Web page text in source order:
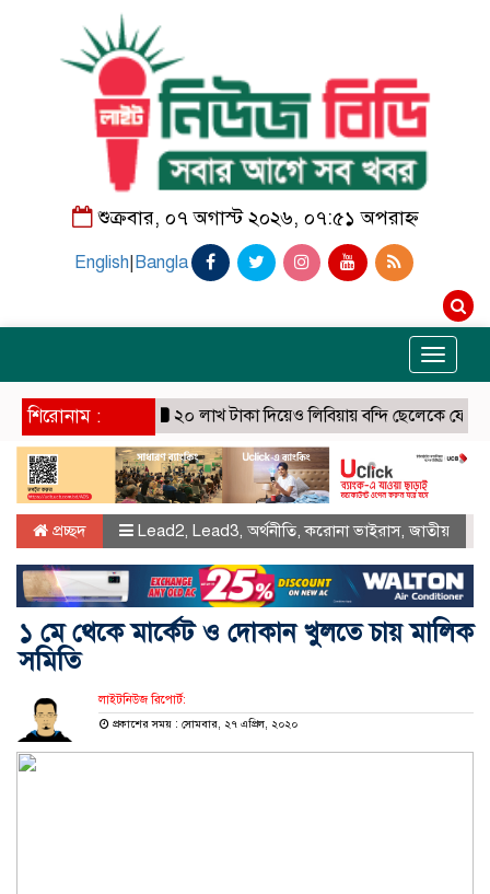
শুক্রবার, ০৭ অগাস্ট ২০২৬, ০৭:৫১ অপরাহ্ন
English Bangla
Toggle
শিরোনাম : ২০ লাখ টাকা দিয়েও লিবিয়ায় বন্দি ছেলেকে ফেরাতে
প্রচ্ছদ Lead2, Lead3, অর্থনীতি,করোনা ভাইরাস,জাতীয়
১ মে থেকে মার্কেট ও দোকান খুলতে চায় মালিক
সমিতি
লাইটনিউজ রিপোর্ট:
প্রকাশের সময় : সোমবার, ২৭ এপ্রিল, ২০২০